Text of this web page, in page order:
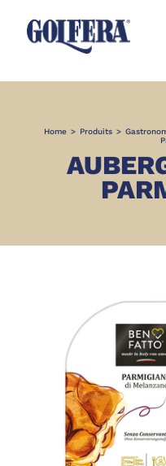
Home > Produits >